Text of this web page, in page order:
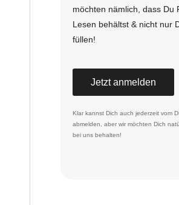
möchten nämlich, dass Du
Lesen behältst & nicht nur
füllen!
Jetzt anmelden
Klar kannst Dich auch jederzeit vom
abmelden , aber wir möchten Dich
bei uns behalten!